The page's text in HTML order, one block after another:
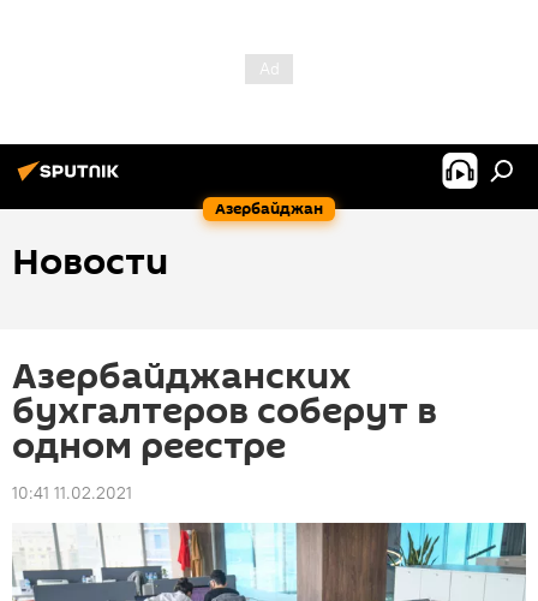
Азербайджан
Новости
Азербайджанских
бухгалтеров соберут в
одном реестре
10:41 11.02.2021